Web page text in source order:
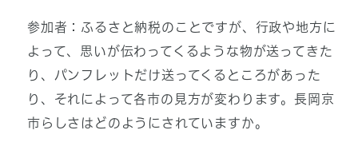
参加者：ふるさと納税のことですが、行政や地方に
よって、思いが伝わってくるような物が送ってきた
り、パンフレットだけ送ってくるところがあった
り、それによって各市の見方が変わります。長岡京
市らしさはどのようにされていますか。